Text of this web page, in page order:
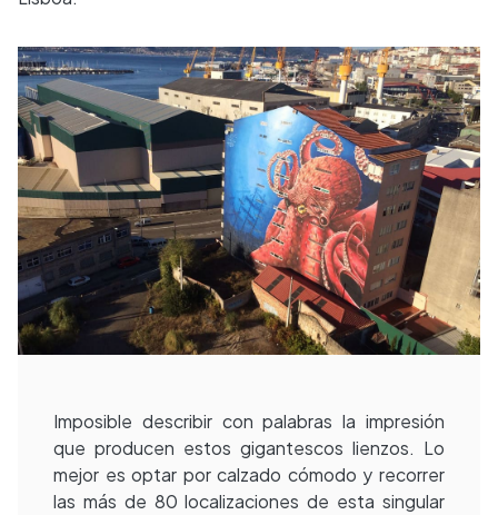
Imposible describir con palabras la impresión
que producen estos gigantescos lienzos. Lo
mejor es optar por calzado cómodo y recorrer
las más de 80 localizaciones de esta singular